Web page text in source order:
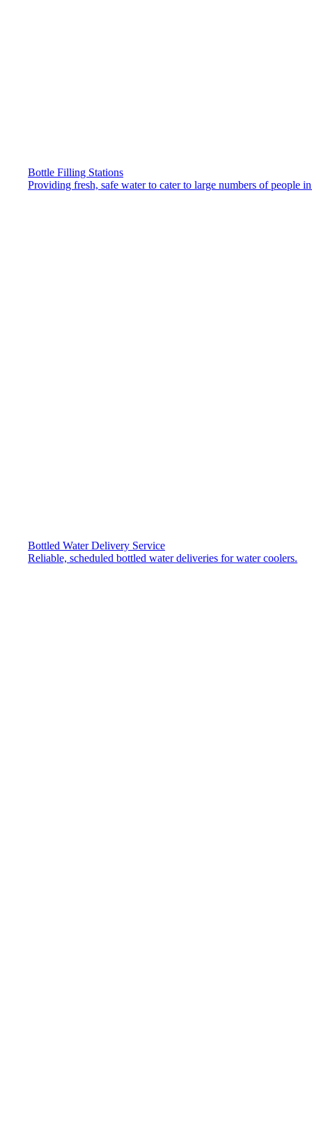
Bottle Filling Stations
Providing fresh, safe water to cater to large numbers of people
Bottled Water Delivery Service
Reliable, scheduled bottled water deliveries for water coolers.